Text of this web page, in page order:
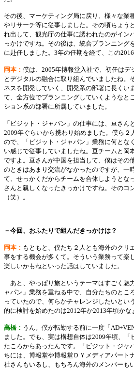
その後、マーケティング局に戻り、様々な業
やリサーチ等に従事しました。その頃ちょう
れ出して、観光庁の仕事に誘われたのがイン
っかけですね。その後は、統合プランニング
に赴任しました。3年の任期を経て、この
岡本： 僕は、2005年博報堂入社で、初任はデ
とデジタルの融合に取り組んでいましたね。
ネスを開発していく、開発系の部署に長くい
て、全方位でプランニングしていくようなと
ション系の部署に所属していました。
「ビジット・ジャパン」の仕事には、亘さん
2009年ぐらいから携わり始めました。僕ら２
ので、「ビジット・ジャパン」業務に何とな
い感じで従事していましたね。亘チームと岡
ですよ。亘さんが中国を担当して、僕はその
のときはあまり交流がなかったのですが、一
て、せっかくだからチームを合体しようとな
さんと親しくなったきっかけですね。そのコ
（笑）。
－今回、おふたりで組んだきっかけは？
岡本： もともと、僕たち２人とも海外のクリ
事をする機会が多くて。そういう業務って楽
楽しいかもねといった話はしていました。
あと、やっぱり旅というテーマはすごく魅
ャパン」業務を重ねる中で、自分たちのとこ
っていたので、何らかチャレンジしたいとい
的に検討を始めたのは2012年か2013年頃かな
高橋： うん。僕が転勤する前に一度「
ました。でも、実は構想自体は2009年頃、「
たころからあったんです。「ビジット・ジャ
ちには、博報堂や博報堂ＤＹメディアパート
社さんもいるし、もちろん海外のメンバーも